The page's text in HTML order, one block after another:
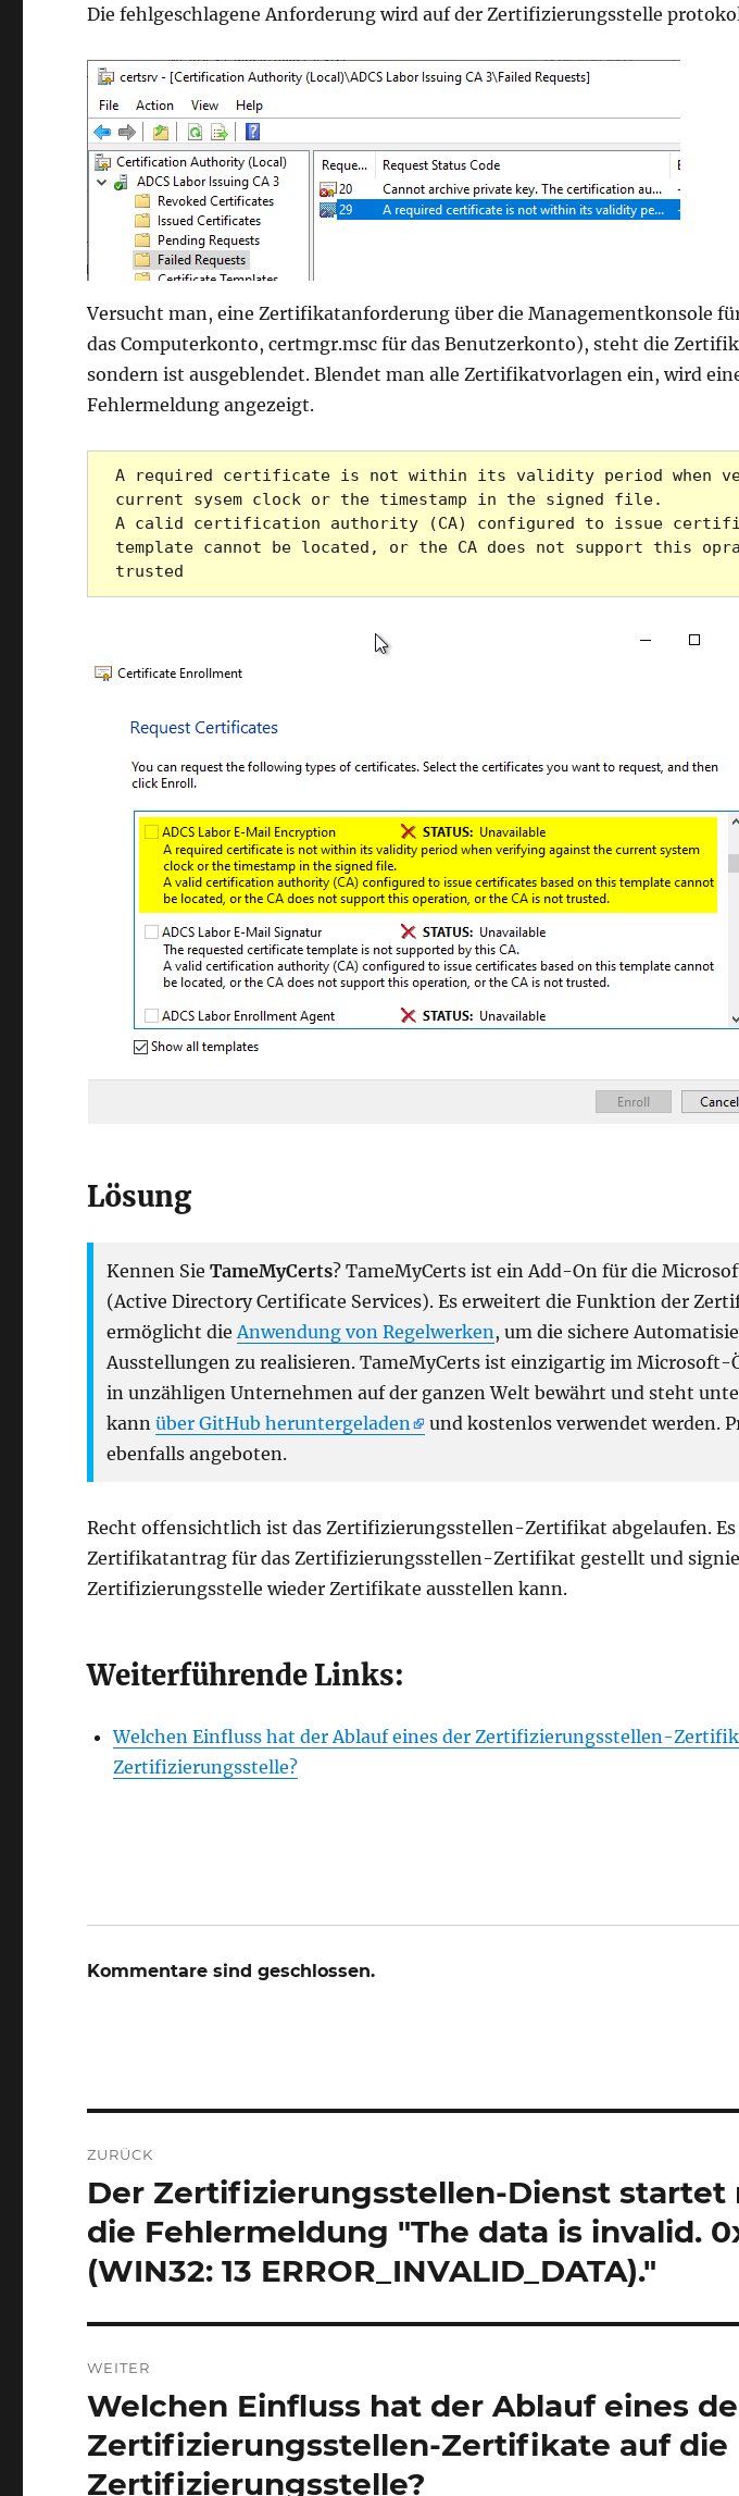
Die fehlgeschlagene Anforderung wird auf der Zertifizierungsstelle
Versucht man, eine Zertifikatanforderung über die Managementkonsole
das Computerkonto, certmgr.msc für das Benutzerkonto), steht die
sondern ist ausgeblendet. Blendet man alle Zertifikatvorlagen ein, wird
Fehlermeldung angezeigt.
A required certificate is not within its validity period when
current sysem clock or the timestamp in the signed file.
A calid certification authority (CA) configured to issue
template cannot be located, or the CA does not support this
trusted
Lösung
Kennen SieTameMyCerts? TameMyCerts ist ein Add-On für die
(Active Directory Certificate Services). Es erweitert die Funktion der
ermöglicht die Anwendung von Regelwerken , um die sichere
Ausstellungen zu realisieren. TameMyCerts ist einzigartig im Microsoft-
in unzähligen Unternehmen auf der ganzen Welt bewährt und steht
kannüber GitHub heruntergeladen
und kostenlos verwendet werden.
ebenfalls angeboten.
Recht offensichtlich ist das Zertifizierungsstellen-Zertifikat abgelaufen. Es
Zertifikatantrag für das Zertifizierungsstellen-Zertifikat gestellt und
Zertifizierungsstelle wieder Zertifikate ausstellen kann.
Weiterführende Links:
Welchen Einfluss hat der Ablauf eines der Zertifizierungsstellen-
Zertifizierungsstelle?
Kommentare sind geschlossen.
Navigation
ZURÜCK
Vorheriger
Beitrag:
Der Zertifizierungsstellen-Dienst
die Fehlermeldung "The data is invalid.
(WIN32: 13 ERROR_INVALID_DATA)."
WEITER
Nächster
Beitrag:
Welchen Einfluss hat der Ablauf eines
Zertifizierungsstellen-Zertifikate auf die
Zertifizierungsstelle?